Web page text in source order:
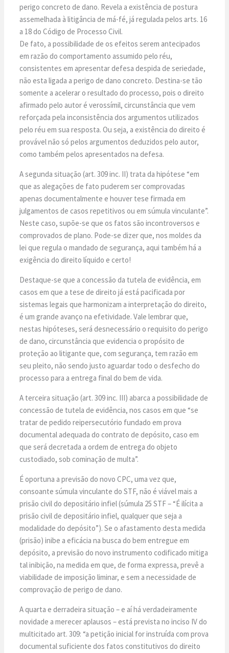
perigo concreto de dano. Revela a existência de postura
assemelhada à litigância de má-fé, já regulada pelos arts. 16
a 18 do Código de Processo Civil.
De fato, a possibilidade de os efeitos serem antecipados
em razão do comportamento assumido pelo réu,
consistentes em apresentar defesa despida de seriedade,
não esta ligada a perigo de dano concreto. Destina-se tão
somente a acelerar o resultado do processo, pois o direito
afirmado pelo autor é verossímil, circunstância que vem
reforçada pela inconsistência dos argumentos utilizados
pelo réu em sua resposta. Ou seja, a existência do direito é
provável não só pelos argumentos deduzidos pelo autor,
como também pelos apresentados na defesa.
A segunda situação (art. 309 inc. II) trata da hipótese “em
que as alegações de fato puderem ser comprovadas
apenas documentalmente e houver tese firmada em
julgamentos de casos repetitivos ou em súmula vinculante”.
Neste caso, supõe-se que os fatos são incontroversos e
comprovados de plano. Pode-se dizer que, nos moldes da
lei que regula o mandado de segurança, aqui também há a
exigência do direito líquido e certo!
Destaque-se que a concessão da tutela de evidência, em
casos em que a tese de direito já está pacificada por
sistemas legais que harmonizam a interpretação do direito,
é um grande avanço na efetividade. Vale lembrar que,
nestas hipóteses, será desnecessário o requisito do perigo
de dano, circunstância que evidencia o propósito de
proteção ao litigante que, com segurança, tem razão em
seu pleito, não sendo justo aguardar todo o desfecho do
processo para a entrega final do bem de vida.
A terceira situação (art. 309 inc. III) abarca a possibilidade de
concessão de tutela de evidência, nos casos em que “se
tratar de pedido reipersecutório fundado em prova
documental adequada do contrato de depósito, caso em
que será decretada a ordem de entrega do objeto
custodiado, sob cominação de multa”.
É oportuna a previsão do novo CPC, uma vez que,
consoante súmula vinculante do STF, não é viável mais a
prisão civil do depositário infiel (súmula 25 STF – “É ilícita a
prisão civil de depositário infiel, qualquer que seja a
modalidade do depósito”). Se o afastamento desta medida
(prisão) inibe a eficácia na busca do bem entregue em
depósito, a previsão do novo instrumento codificado mitiga
tal inibição, na medida em que, de forma expressa, prevê a
viabilidade de imposição liminar, e sem a necessidade de
comprovação de perigo de dano.
A quarta e derradeira situação – e aí há verdadeiramente
novidade a merecer aplausos – está prevista no inciso IV do
multicitado art. 309: “a petição inicial for instruída com prova
documental suficiente dos fatos constitutivos do direito